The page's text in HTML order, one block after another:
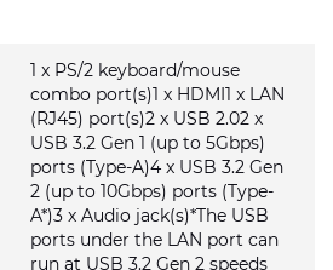
1 x PS/2 keyboard/mouse
combo port(s)1 x HDMI1 x LAN
(RJ45) port(s)2 x USB 2.02 x
USB 3.2 Gen 1 (up to 5Gbps)
ports (Type-A)4 x USB 3.2 Gen
2 (up to 10Gbps) ports (Type-
A*)3 x Audio jack(s)*The USB
ports under the LAN port can
run at USB 3.2 Gen 2 speeds